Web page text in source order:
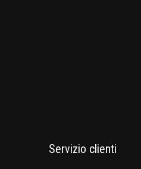
Servizio clienti